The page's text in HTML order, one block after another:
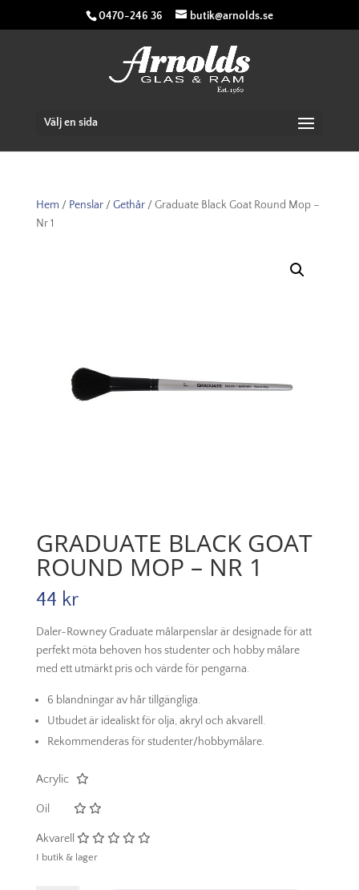
0470-246 36 butik@arnolds.se
Välj en sida
Hem / Penslar/Gethår/ Graduate Black Goat Round Mop –
Nr 1
GRADUATE BLACK GOAT
ROUND MOP – NR 1
44 kr
Daler-Rowney Graduate målarpenslar är designade för att
perfekt möta behoven hos studenter och hobby målare
med ett utmärkt pris och värde för pengarna.
6 blandningar av hår tillgängliga.
Utbudet är idealiskt för olja, akryl och akvarell.
Rekommenderas för studenter/hobbymålare.
Acrylic
Oil
Akvarell
I butik & lager